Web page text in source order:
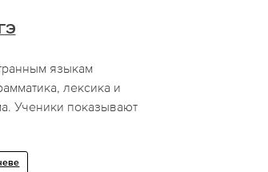
языкам
лексика и
Ученики показывают